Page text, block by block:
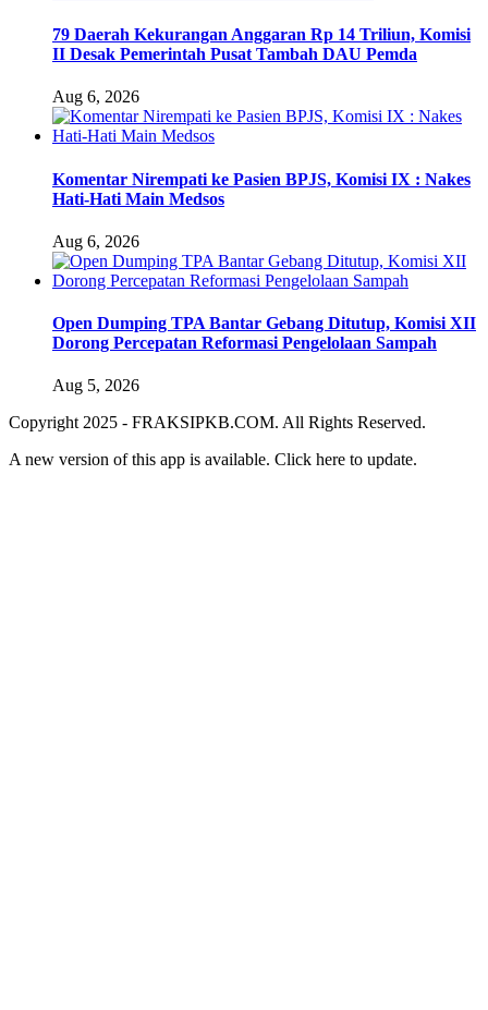
79 Daerah Kekurangan Anggaran Rp 14 Triliun, Komisi
II Desak Pemerintah Pusat Tambah DAU Pemda
Aug 6, 2026
Komentar Nirempati ke Pasien BPJS, Komisi IX : Nakes
Hati-Hati Main Medsos
Aug 6, 2026
Open Dumping TPA Bantar Gebang Ditutup, Komisi XII
Dorong Percepatan Reformasi Pengelolaan Sampah
Aug 5, 2026
Copyright 2025 - FRAKSIPKB.COM. All Rights Reserved.
A new version of this app is available. Click here to update.